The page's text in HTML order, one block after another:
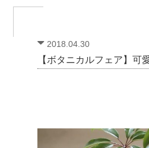
2018.04.30
【ボタニカルフェア】可